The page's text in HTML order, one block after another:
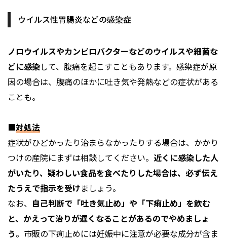
ウイルス性胃腸炎などの感染症
ノロウイルスやカンピロバクターなどのウイルスや細菌な
どに感染して、腹痛を起こすこともあります。感染症が原
因の場合は、腹痛のほかに吐き気や発熱などの症状がある
ことも。
■対処法
症状がひどかったり治まらなかったりする場合は、かかり
つけの産院にまずは相談してください。 近くに感染した人
がいたり、疑わしい食品を食べたりした場合は、必ず伝え
たうえで指示を受けましょう。
なお、 自己判断で「吐き気止め」や「下痢止め」を飲む
と、かえって治りが遅くなることがあるのでやめましょ
う。市販の下痢止めには妊娠中に注意が必要な成分が含ま